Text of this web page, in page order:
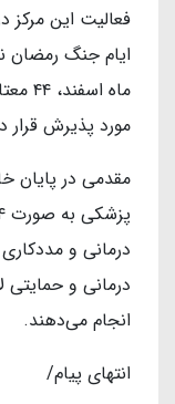
فعالیت این مرکز
ایام جنگ رمضان
ماه
مورد پذیرش قرار
درمانی و
درمانی و حمایتی
انجام می‌دهند.
انتهای پیام/